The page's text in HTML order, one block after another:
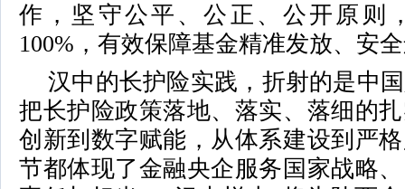
作，坚守公平、公正、公开原则
100%，有效保障基金精准发放、安
汉中的长护险实践，折射的是中
把长护险政策落地、落实、落细的
创新到数字赋能，从体系建设到严
节都体现了金融央企服务国家战略